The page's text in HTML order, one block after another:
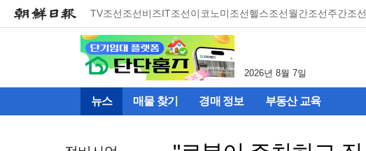
TV조선조선비즈IT조선이코노미조선헬스조선월간조선주간조선
2026년 8월 7일
뉴스 매물 찾기 경매 정보 부동산 교육